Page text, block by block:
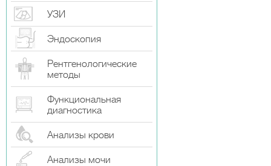
УЗИ
Эндоскопия
Рентгенологические
методы
Функциональная
диагностика
Анализы крови
Анализы мочи